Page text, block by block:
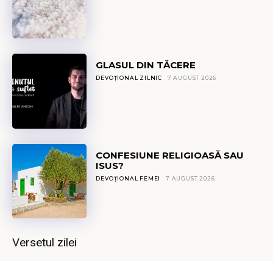
GLASUL DIN TĂCERE
DEVOȚIONAL ZILNIC 7 AUGUST 2026
CONFESIUNE RELIGIOASĂ SAU
ISUS?
DEVOȚIONAL FEMEI 7 AUGUST 2026
Versetul zilei